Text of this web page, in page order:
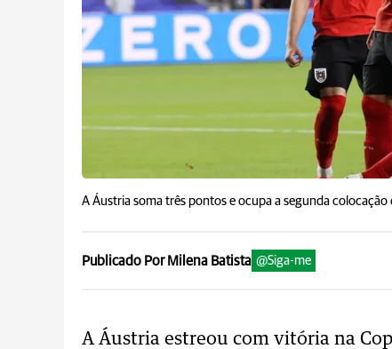
A Áustria soma três pontos e ocupa a segunda colocação
Publicado Por Milena Batista @Siga-me
A Áustria estreou com vitória na